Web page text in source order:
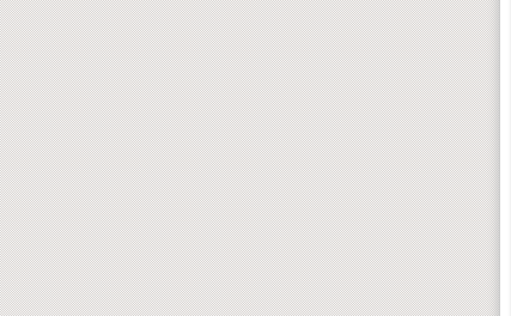
コース
キット
税込)
税抜)
木製3D恐竜パズル テ
ィラノサウルス
世紀の巨匠たち クラ
シック名演集 CD50枚
組
¥ 9,900(税込)
¥9,000(税抜)